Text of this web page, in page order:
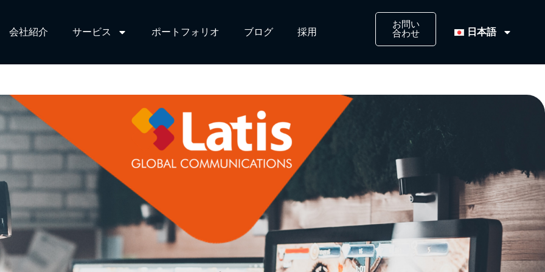
会社紹介 サービス​ ポートフォリオ ブログ​ 採用​
お問い
合わせ​
日本語